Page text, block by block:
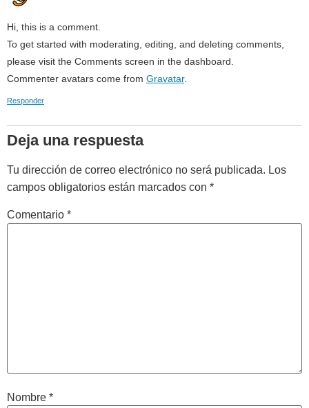
Hi, this is a comment.
To get started with moderating, editing, and deleting comments,
please visit the Comments screen in the dashboard.
Commenter avatars come from Gravatar.
Responder
Deja una respuesta
Tu dirección de correo electrónico no será publicada. Los
campos obligatorios están marcados con *
Comentario *
Nombre *